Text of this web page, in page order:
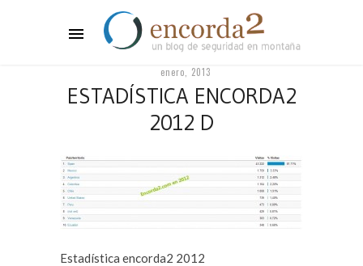
enero, 2013
ESTADÍSTICA ENCORDA2
2012 D
Estadística encorda2 2012